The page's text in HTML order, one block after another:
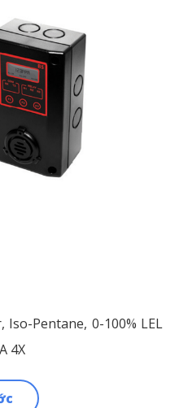
Iso-Pentane, 0-100% LEL
4X